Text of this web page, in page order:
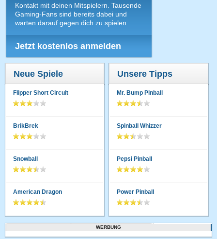
Kontakt mit deinen Mitspielern. Tausende
Gaming-Fans sind bereits dabei und
warten darauf gegen dich zu spielen.
Jetzt kostenlos anmelden
Neue Spiele
Flipper Short Circuit
BrikBrek
Snowball
American Dragon
Unsere Tipps
Mr. Bump Pinball
Spinball Whizzer
Pepsi Pinball
Power Pinball
WERBUNG